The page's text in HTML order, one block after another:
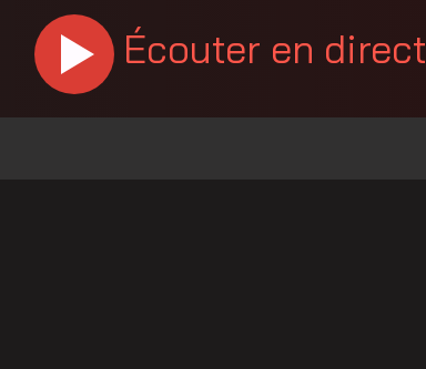
Écouter en direct